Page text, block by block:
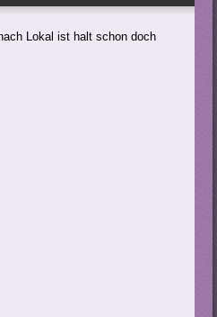
Lokal ist halt schon doch